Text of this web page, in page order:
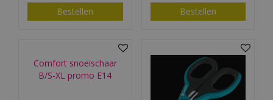
Bestellen Bestellen
Comfort snoeischaar
B/S-XL promo E14